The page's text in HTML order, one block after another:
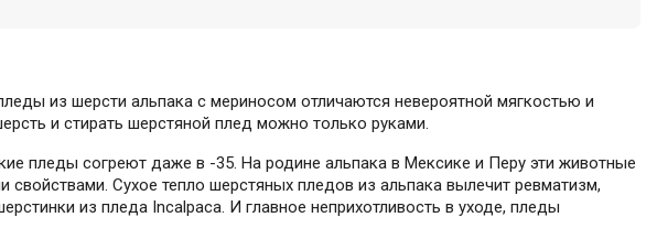
из шерсти альпака с мериносом отличаются невероятной мягкостью и
и стирать шерстяной плед можно только руками.
пледы согреют даже в -35. На родине альпака в Мексике и Перу эти животные
Сухое тепло шерстяных пледов из альпака вылечит ревматизм,
из пледа Incalpaca. И главное неприхотливость в уходе, пледы